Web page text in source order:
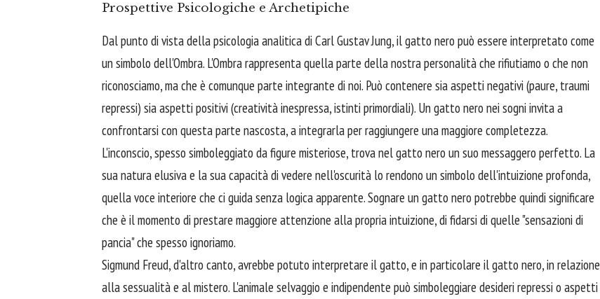
Prospettive Psicologiche e Archetipiche
Dal punto di vista della psicologia analitica di Carl Gustav Jung, il gatto nero può essere interpretato come
un simbolo dell'Ombra. L'Ombra rappresenta quella parte della nostra personalità che rifiutiamo o che non
riconosciamo, ma che è comunque parte integrante di noi. Può contenere sia aspetti negativi (paure, traumi
repressi) sia aspetti positivi (creatività inespressa, istinti primordiali). Un gatto nero nei sogni invita a
confrontarsi con questa parte nascosta, a integrarla per raggiungere una maggiore completezza.
L'inconscio, spesso simboleggiato da figure misteriose, trova nel gatto nero un suo messaggero perfetto. La
sua natura elusiva e la sua capacità di vedere nell'oscurità lo rendono un simbolo dell'intuizione profonda,
quella voce interiore che ci guida senza logica apparente. Sognare un gatto nero potrebbe quindi significare
che è il momento di prestare maggiore attenzione alla propria intuizione, di fidarsi di quelle "sensazioni di
pancia" che spesso ignoriamo.
Sigmund Freud, d'altro canto, avrebbe potuto interpretare il gatto, e in particolare il gatto nero, in relazione
alla sessualità e al mistero. L'animale selvaggio e indipendente può simboleggiare desideri repressi o aspetti